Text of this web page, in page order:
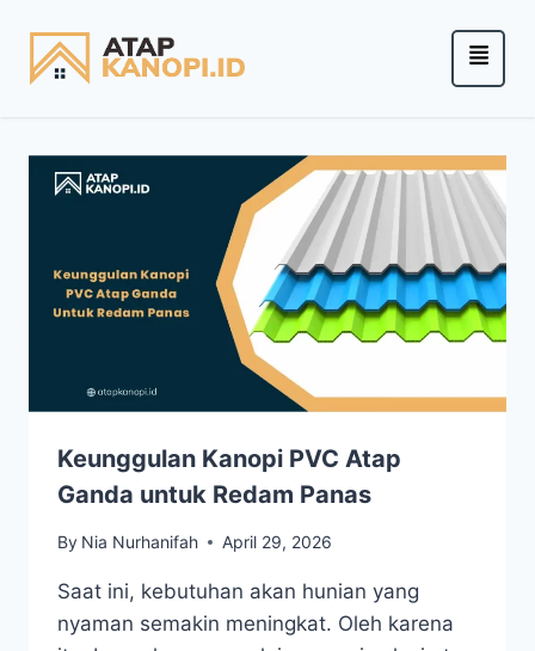
Keunggulan Kanopi PVC Atap
Ganda untuk Redam Panas
By Nia Nurhanifah April 29, 2026
Saat ini, kebutuhan akan hunian yang
nyaman semakin meningkat. Oleh karena